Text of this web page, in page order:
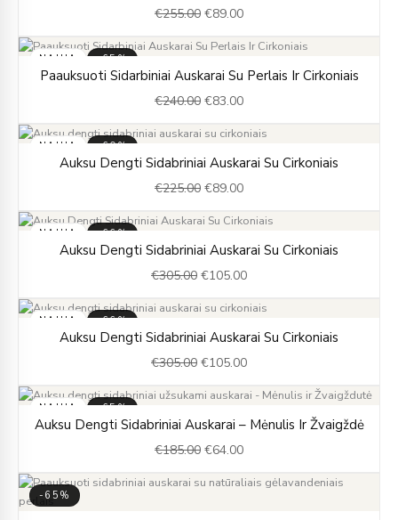
€255.00 was:
€89.00is:
NAUJA -65%
Paauksuoti Sidarbiniai Auskarai Su Perlais Ir Cirkoniais
€240.00
price
was:
€83.00
price
is:
NAUJA -60%
Auksu Dengti Sidabriniai Auskarai Su Cirkoniais
€225.00
price
was:
€89.00
price
is:
NAUJA -66%
Auksu Dengti Sidabriniai Auskarai Su Cirkoniais
€305.00
price
was:
€105.00
price
is:
NAUJA -66%
Auksu Dengti Sidabriniai Auskarai Su Cirkoniais
€305.00
price
was:
€105.00
price
is:
NAUJA -65%
Auksu Dengti Sidabriniai Auskarai – Mėnulis Ir Žvaigždė
€185.00
price
was:
€64.00
price
is:
-65%